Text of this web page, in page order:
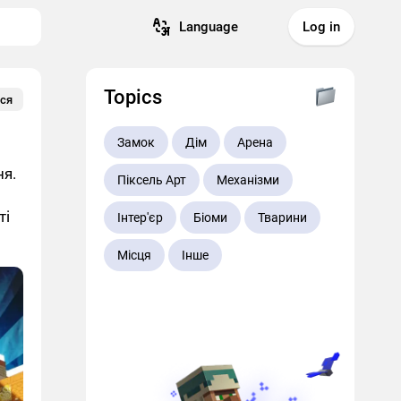
Language Log in
Topics
Замок Дім Арена
Піксель Арт Механізми
Інтер'єр Біоми Тварини
Місця Інше